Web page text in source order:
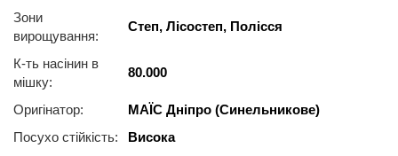
Зони
вирощування:
Степ, Лісостеп, Полісся
К-ть насінин в
мішку:
80.000
Оригінатор:
МАЇС Дніпро (Синельникове)
Посухо стійкість:
Висока